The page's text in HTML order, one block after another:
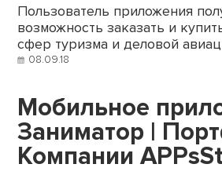
Пользователь приложения
возможность заказать и
сфер туризма и деловой
08.09.18
Мобильное
Заниматор |
Компании